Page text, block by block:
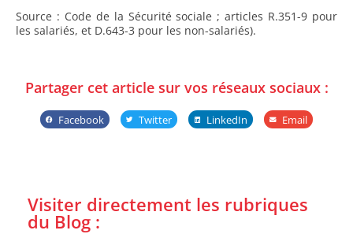
Source : Code de la Sécurité sociale ; articles R.351-9 pour
les salariés, et D.643-3 pour les non-salariés).
Partager cet article sur vos réseaux sociaux :
Facebook Twitter LinkedIn Email
Visiter directement les rubriques
du Blog :